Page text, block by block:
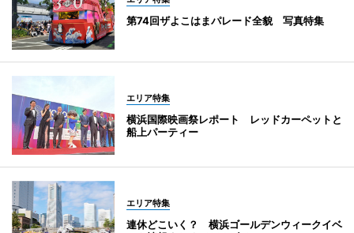
第74回ザよこはまパレード全貌 写真特集
エリア特集
横浜国際映画祭レポート レッドカーペットと
船上パーティー
エリア特集
連休どこいく？ 横浜ゴールデンウィークイベ